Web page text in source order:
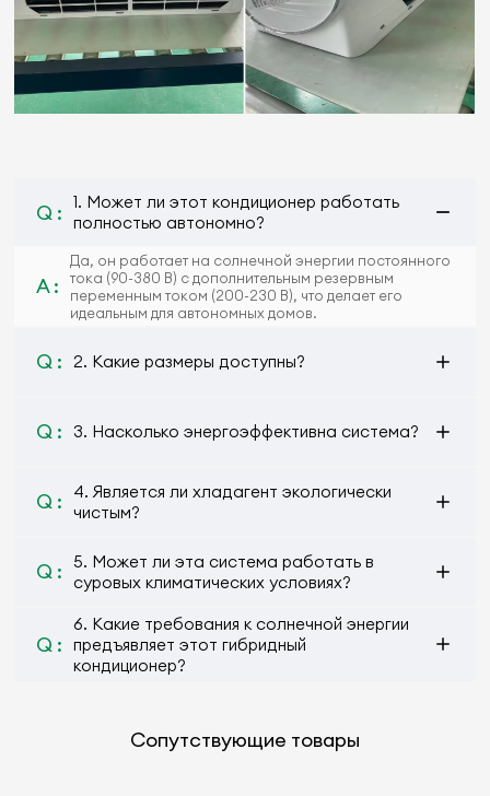
Q :
1. Может ли этот кондиционер работать
полностью автономно?
A :
Да, он работает на солнечной энергии постоянного
тока (90-380 В) с дополнительным резервным
переменным током (200-230 В), что делает его
идеальным для автономных домов.
Q : 2. Какие размеры доступны?
Q : 3. Насколько энергоэффективна система?
Q :
4. Является ли хладагент экологически
чистым?
Q :
5. Может ли эта система работать в
суровых климатических условиях?
Q :
6. Какие требования к солнечной энергии
предъявляет этот гибридный
кондиционер?
Сопутствующие товары